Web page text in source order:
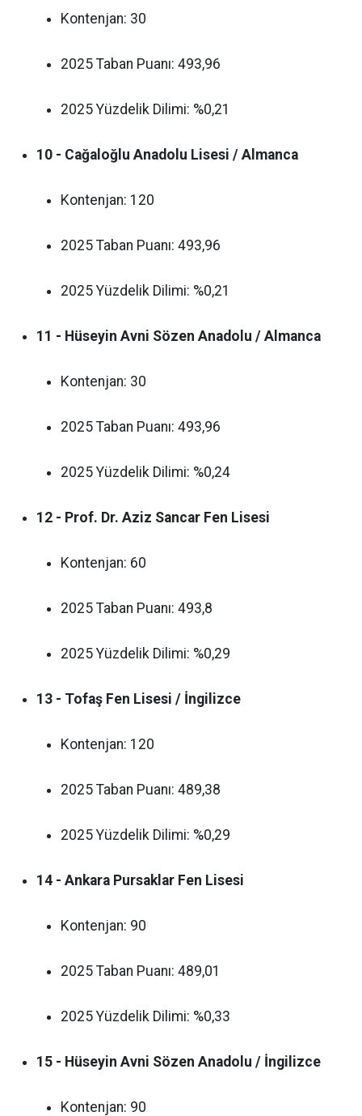
Kontenjan: 30
2025 Taban Puanı: 493,96
2025 Yüzdelik Dilimi: %0,21
10 - Cağaloğlu Anadolu Lisesi / Almanca
Kontenjan: 120
2025 Taban Puanı: 493,96
2025 Yüzdelik Dilimi: %0,21
11 - Hüseyin Avni Sözen Anadolu / Almanca
Kontenjan: 30
2025 Taban Puanı: 493,96
2025 Yüzdelik Dilimi: %0,24
12 - Prof. Dr. Aziz Sancar Fen Lisesi
Kontenjan: 60
2025 Taban Puanı: 493,8
2025 Yüzdelik Dilimi: %0,29
13 - Tofaş Fen Lisesi / İngilizce
Kontenjan: 120
2025 Taban Puanı: 489,38
2025 Yüzdelik Dilimi: %0,29
14 - Ankara Pursaklar Fen Lisesi
Kontenjan: 90
2025 Taban Puanı: 489,01
2025 Yüzdelik Dilimi: %0,33
15 - Hüseyin Avni Sözen Anadolu / İngilizce
Kontenjan: 90